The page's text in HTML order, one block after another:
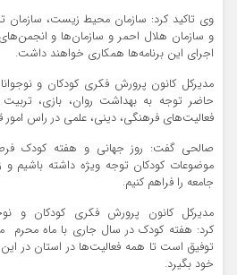
وی تاکید کرد: سازمان محیط زیست، سازمان
و سازمان هلال احمر و سازمان‌ها و
اجرای این برنامه‌ها همکاری خواهند داشت.
مدیرکل کانون پرورش فکری کودکان و
حاضر توجه به بهداشت روان، بازی،
فعالیت‌های فرهنگی، دینی، علمی در راس امور
صالحی گفت: روز جهانی و هفته کودک
موضوعات کودکان توجه ویژه داشته باشیم و
جامعه را فراهم کنیم.
مدیرکل کانون پرورش فکری کودکان و
کرد: هفته کودک در سال جاری با ماه
توفیق است تا همه فعالیت‌ها در استان در
خود بگیرد.